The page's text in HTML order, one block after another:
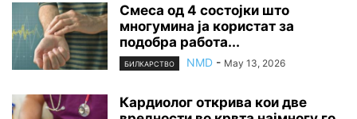
Смеса од 4 состојки што
многумина ја користат за
подобра работа...
БИЛКАРСТВО NMD - May 13, 2026
Кардиолог открива кои две